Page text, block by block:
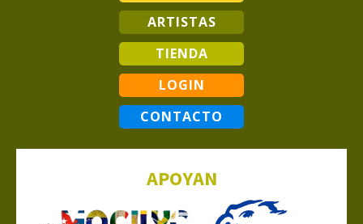
ARTISTAS
TIENDA
LOGIN
CONTACTO
APOYAN